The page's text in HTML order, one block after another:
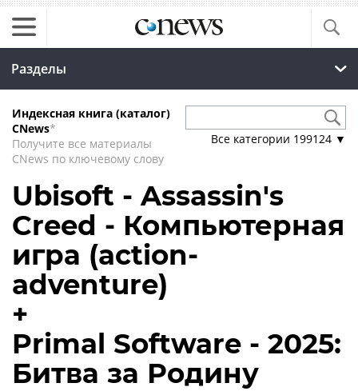
Разделы
Индексная книга (каталог)
CNews*
Получите все материалы
CNews по ключевому слову
Все категории 199124 ▼
Ubisoft - Assassin's
Creed - Компьютерная
игра (action-
adventure)
+
Primal Software - 2025:
Битва за Родину